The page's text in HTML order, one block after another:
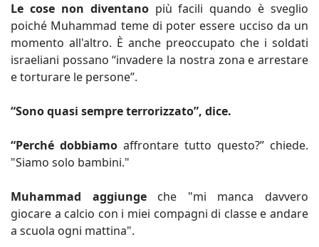
Le cose non diventano più facili quando è sveglio
poiché Muhammad teme di poter essere ucciso da un
momento all'altro. È anche preoccupato che i soldati
israeliani possano “invadere la nostra zona e arrestare
e torturare le persone”.
“Sono quasi sempre terrorizzato”, dice.
“Perché dobbiamo affrontare tutto questo?” chiede.
"Siamo solo bambini."
Muhammad aggiungeche "mi manca davvero
giocare a calcio con i miei compagni di classe e andare
a scuola ogni mattina".